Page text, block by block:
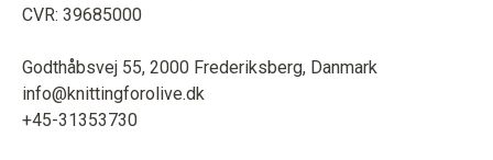
CVR: 39685000
Godthåbsvej 55, 2000 Frederiksberg, Danmark
info@knittingforolive.dk
+45-31353730